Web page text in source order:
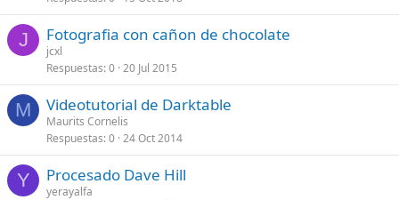
J Fotografia con cañon de chocolate
jcxl
Respuestas 0 20 Jul 2015
M Videotutorial de Darktable
Maurits Cornelis
Respuestas 0 24 Oct 2014
Y Procesado Dave Hill
yerayalfa